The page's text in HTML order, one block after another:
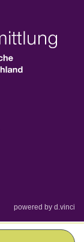
powered by d.vinci